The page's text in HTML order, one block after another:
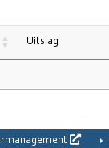
Uitslag